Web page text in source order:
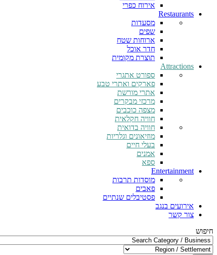
אירוח כפרי
Restaurants
מסעדות
שפים
ארוחות שטח
חדר אוכל
תוצרת מקומית
Attractions
ספורט אתגרי
פארקים ואתרי טבע
אתרי מורשת
מרכזי מבקרים
מצפה כוכבים
חוויה חקלאית
חוויה בדואית
מוזיאונים וגלריות
בעלי חיים
אמנים
ספא
Entertainment
מוסדות תרבות
פאבים
פסטיבלים שנתיים
אירועים בנגב
צור קשר
חיפוש